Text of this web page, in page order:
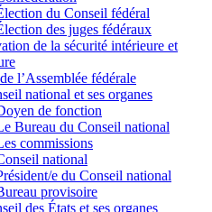
du Conseil fédéral
des juges fédéraux
de la sécurité intérieure et
l’Assemblée fédérale
national et ses organes
de fonction
Bureau du Conseil national
commissions
national
e du Conseil national
provisoire
des États et ses organes